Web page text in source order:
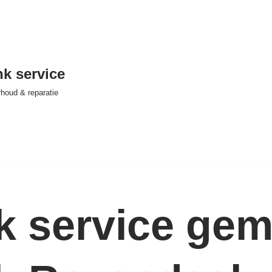
service
& reparatie
service